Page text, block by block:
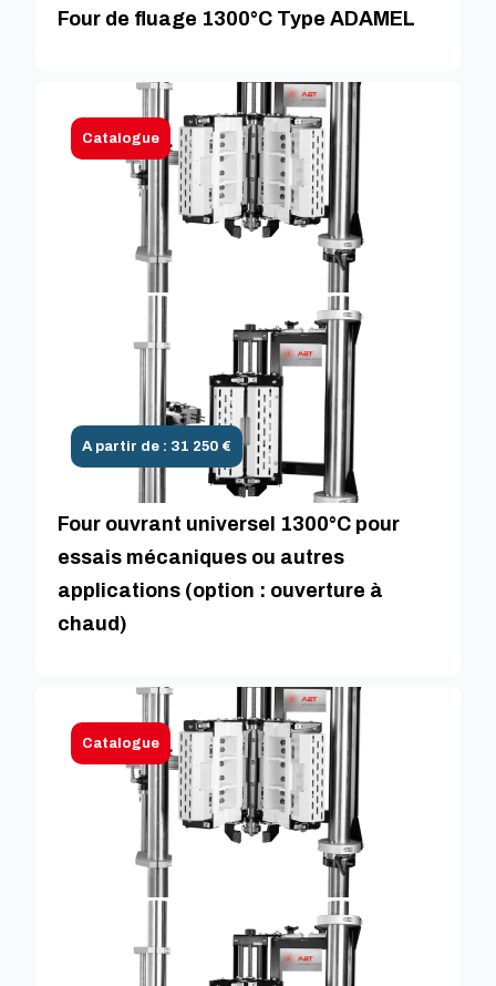
Four de fluage 1300°C Type ADAMEL
Catalogue
A partir de : 31 250 €
Four ouvrant universel 1300°C pour
essais mécaniques ou autres
applications (option : ouverture à
chaud)
Catalogue